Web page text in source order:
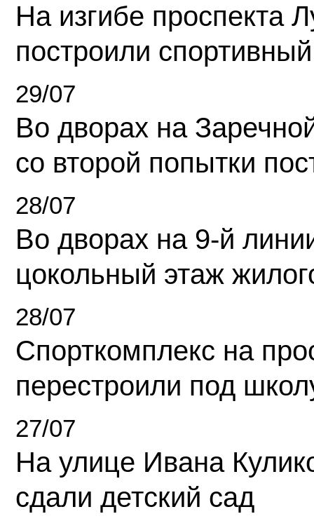
На изгибе проспекта
построили
29/07
Во дворах на
со второй попытки
28/07
Во дворах на 9-й
цокольный этаж
28/07
Спорткомплекс на
перестроили под
27/07
На улице Ивана
сдали детский сад